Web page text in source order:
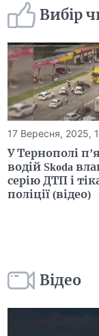
Вибір
17 Вересня, 2025,
У Тернополі
водій Skoda
серію ДТП і
поліції (відео)
Відео